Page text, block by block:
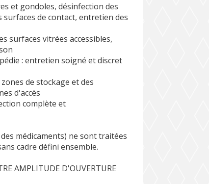
et gondoles, désinfection des
de contact, entretien des
surfaces vitrées accessibles,
: entretien soigné et discret
de stockage et des
d'accès
complète et
médicaments) ne sont traitées
cadre défini ensemble.
AMPLITUDE D'OUVERTURE